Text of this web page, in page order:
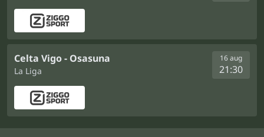
Celta Vigo - Osasuna
La Liga
16 aug
21:30